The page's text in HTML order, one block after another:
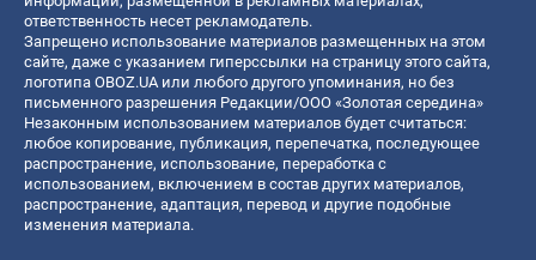
ответственность несет рекламодатель.
Запрещено использование материалов размещенных на этом
сайте, даже с указанием гиперссылки на страницу этого сайта,
логотипа OBOZ.UA или любого другого упоминания, но без
письменного разрешения Редакции/ООО «Золотая середина»
Незаконным использованием материалов будет считаться:
любое копирование, публикация, перепечатка, последующее
распространение, использование, переработка с
использованием, включением в состав других материалов,
распространение, адаптация, перевод и другие подобные
изменения материала.